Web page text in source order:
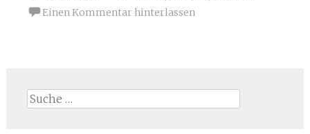
Einen Kommentar hinterlassen
Suche